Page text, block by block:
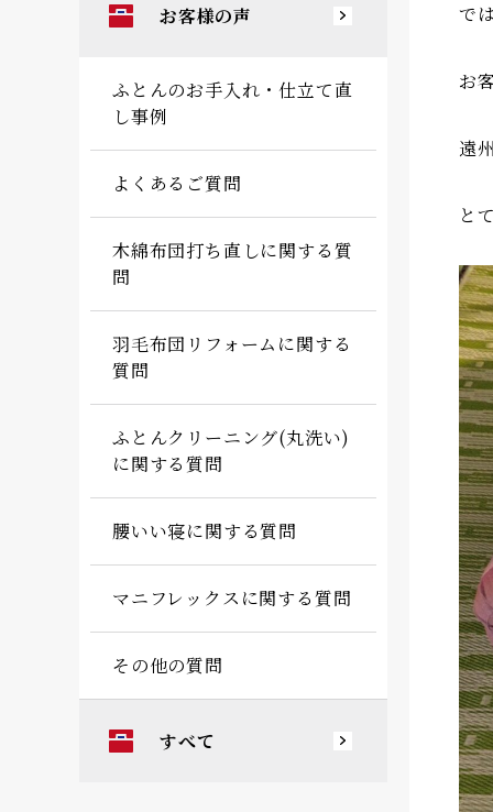
で
お
遠
と
お客様の声
ふとんのお手入れ・仕立て直
し事例
よくあるご質問
木綿布団打ち直しに関する質
問
羽毛布団リフォームに関する
質問
ふとんクリーニング(丸洗い)
に関する質問
腰いい寝に関する質問
マニフレックスに関する質問
その他の質問
すべて